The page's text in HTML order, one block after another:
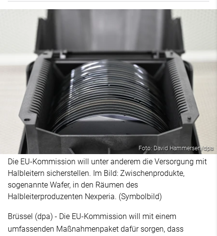
Foto: David Hammersen/dpa
Die EU-Kommission will unter anderem die Versorgung mit
Halbleitern sicherstellen. Im Bild: Zwischenprodukte,
sogenannte Wafer, in den Räumen des
Halbleiterproduzenten Nexperia. (Symbolbild)
Brüssel (dpa) - Die EU-Kommission will mit einem
umfassenden Maßnahmenpaket dafür sorgen, dass